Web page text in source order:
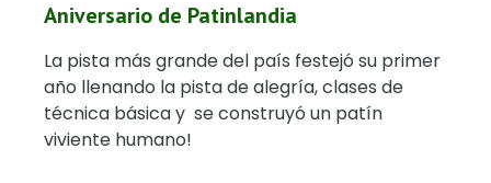
Aniversario de Patinlandia
La pista más grande del país festejó su primer
año llenando la pista de alegría, clases de
técnica básica y se construyó un patín
viviente humano!